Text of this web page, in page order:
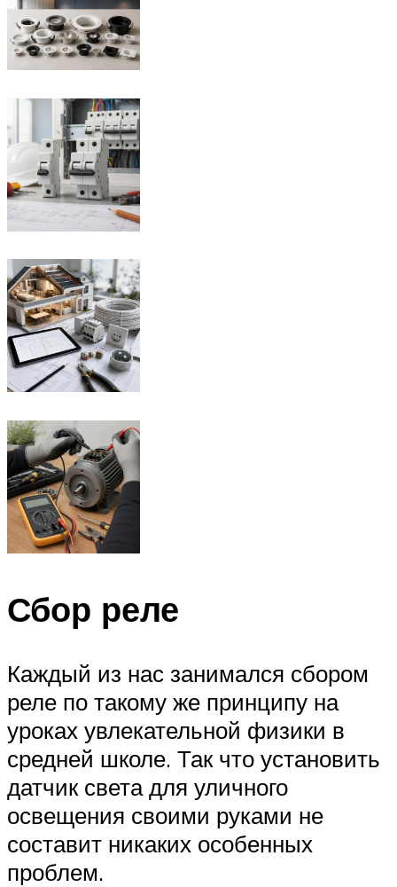
Сбор реле
Каждый из нас занимался сбором
реле по такому же принципу на
уроках увлекательной физики в
средней школе. Так что установить
датчик света для уличного
освещения своими руками не
составит никаких особенных
проблем.